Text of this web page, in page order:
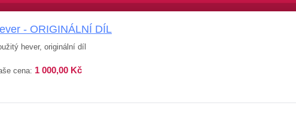
- ORIGINÁLNÍ DÍL
hever, originální díl
cena: 1 000,00 Kč